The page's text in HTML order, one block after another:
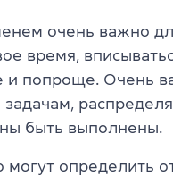
очень важно
время,
и попроще. Очень
быть выполнены.
определить